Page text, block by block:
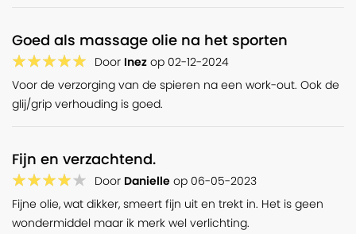
Goed als massage olie na het sporten
Door Inez op 02-12-2024
Voor de verzorging van de spieren na een work-out. Ook de
glij/grip verhouding is goed.
Fijn en verzachtend.
Door Danielle op 06-05-2023
Fijne olie, wat dikker, smeert fijn uit en trekt in. Het is geen
wondermiddel maar ik merk wel verlichting.